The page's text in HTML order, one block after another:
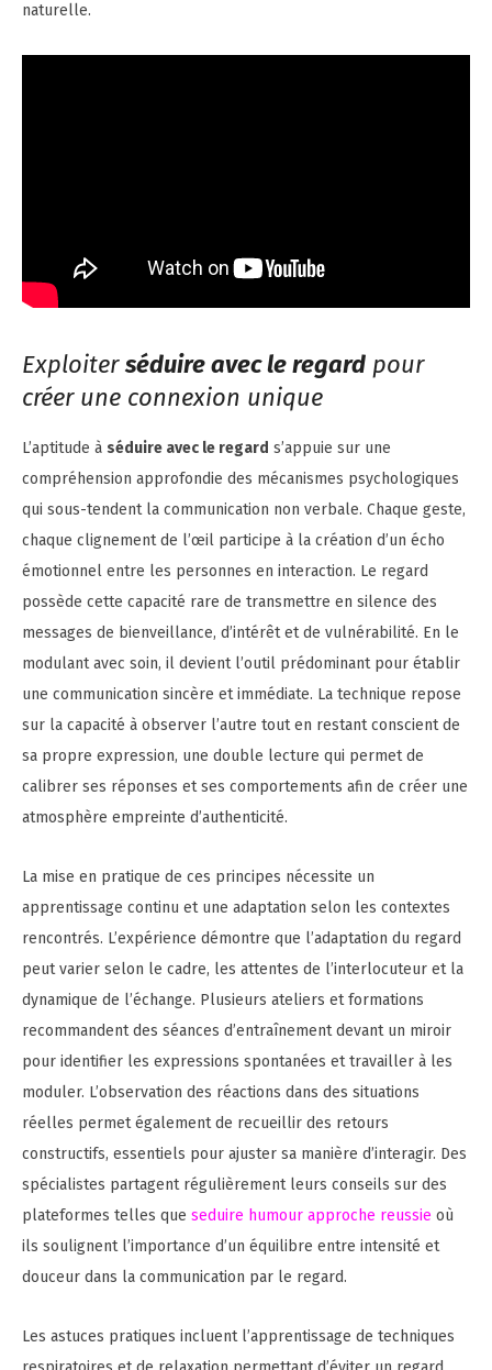
naturelle.
Exploiterséduire avec le regard pour
créer une connexion unique
L’aptitude à séduire avec le regard s’appuie sur une
compréhension approfondie des mécanismes psychologiques
qui sous-tendent la communication non verbale. Chaque geste,
chaque clignement de l’œil participe à la création d’un écho
émotionnel entre les personnes en interaction. Le regard
possède cette capacité rare de transmettre en silence des
messages de bienveillance, d’intérêt et de vulnérabilité. En le
modulant avec soin, il devient l’outil prédominant pour établir
une communication sincère et immédiate. La technique repose
sur la capacité à observer l’autre tout en restant conscient de
sa propre expression, une double lecture qui permet de
calibrer ses réponses et ses comportements afin de créer une
atmosphère empreinte d’authenticité.
La mise en pratique de ces principes nécessite un
apprentissage continu et une adaptation selon les contextes
rencontrés. L’expérience démontre que l’adaptation du regard
peut varier selon le cadre, les attentes de l’interlocuteur et la
dynamique de l’échange. Plusieurs ateliers et formations
recommandent des séances d’entraînement devant un miroir
pour identifier les expressions spontanées et travailler à les
moduler. L’observation des réactions dans des situations
réelles permet également de recueillir des retours
constructifs, essentiels pour ajuster sa manière d’interagir. Des
spécialistes partagent régulièrement leurs conseils sur des
plateformes telles que seduire humour approche reussie où
ils soulignent l’importance d’un équilibre entre intensité et
douceur dans la communication par le regard.
Les astuces pratiques incluent l’apprentissage de techniques